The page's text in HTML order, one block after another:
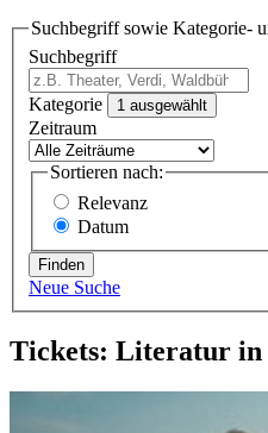
Suchbegriff sowie Kategorie-
Suchbegriff
Kategorie 1 ausgewählt
Zeitraum
Sortieren nach:
Relevanz
Datum
Finden
Neue Suche
Tickets: Literatur